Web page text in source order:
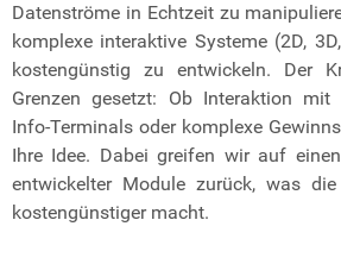
Datenströme in Echtzeit zu
komplexe interaktive Systeme (2D,
kostengünstig zu entwickeln. Der
Grenzen gesetzt: Ob Interaktion mit
Info-Terminals oder komplexe
Ihre Idee. Dabei greifen wir auf
entwickelter Module zurück, was
kostengünstiger macht.